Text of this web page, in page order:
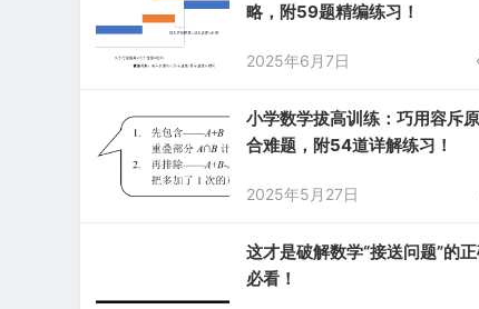
略，附59题精编练习！
2025年6月7日
小学数学拔高训练：巧用容斥
合难题，附54道详解练习！
2025年5月27日
这才是破解数学“接送问题”的正
必看！